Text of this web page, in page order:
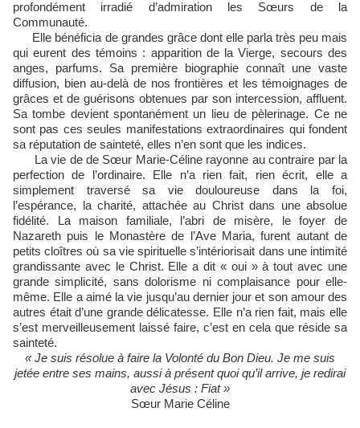
profondément irradié d’admiration les Sœurs de la
Communauté.
Elle bénéficia de grandes grâce dont elle parla très peu mais
qui eurent des témoins : apparition de la Vierge, secours des
anges, parfums. Sa première biographie connaît une vaste
diffusion, bien au-delà de nos frontières et les témoignages de
grâces et de guérisons obtenues par son intercession, affluent.
Sa tombe devient spontanément un lieu de pèlerinage. Ce ne
sont pas ces seules manifestations extraordinaires qui fondent
sa réputation de sainteté, elles n’en sont que les indices.
La vie de de Sœur Marie-Céline rayonne au contraire par la
perfection de l’ordinaire. Elle n’a rien fait, rien écrit, elle a
simplement traversé sa vie douloureuse dans la foi,
l’espérance, la charité, attachée au Christ dans une absolue
fidélité. La maison familiale, l’abri de misère, le foyer de
Nazareth puis le Monastère de l’Ave Maria, furent autant de
petits cloîtres où sa vie spirituelle s’intériorisait dans une intimité
grandissante avec le Christ. Elle a dit « oui » à tout avec une
grande simplicité, sans dolorisme ni complaisance pour elle-
même. Elle a aimé la vie jusqu’au dernier jour et son amour des
autres était d’une grande délicatesse. Elle n’a rien fait, mais elle
s’est merveilleusement laissé faire, c’est en cela que réside sa
sainteté.
« Je suis résolue à faire la Volonté du Bon Dieu. Je me suis
jetée entre ses mains, aussi à présent quoi qu’il arrive, je redirai
avec Jésus : Fiat »
Sœur Marie Céline